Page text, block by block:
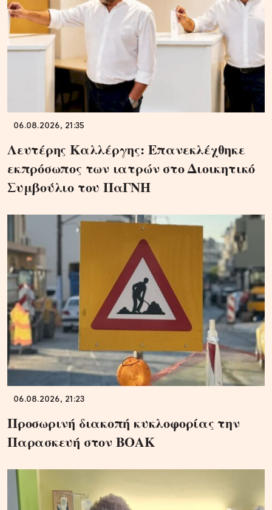
06.08.2026, 21:35
Λευτέρης Καλλέργης: Επανεκλέχθηκε
εκπρόσωπος των ιατρών στο Διοικητικό
Συμβούλιο του ΠαΓΝΗ
06.08.2026, 21:23
Προσωρινή διακοπή κυκλοφορίας την
Παρασκευή στον ΒΟΑΚ